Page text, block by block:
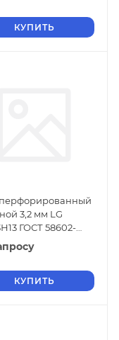
КУПИТЬ
3,2 мм LG
ГОСТ 58602-
КУПИТЬ